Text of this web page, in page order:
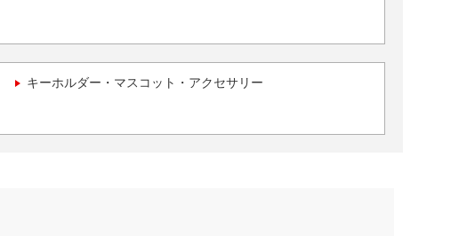
キーホルダー・マスコット・アクセサリー